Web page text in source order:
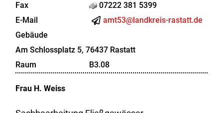
Fax
07222 381 5399
E-Mail
amt53@landkreis-rastatt.de
Gebäude
Am Schlossplatz 5, 76437 Rastatt
Raum
B3.08
Frau H. Weiss